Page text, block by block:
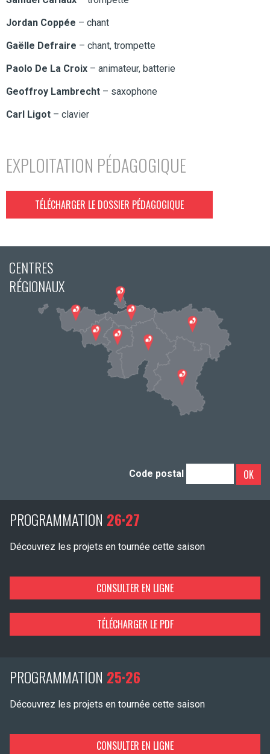
Jordan Coppée – chant
Gaëlle Defraire – chant, trompette
Paolo De La Croix – animateur, batterie
Geoffroy Lambrecht – saxophone
Carl Ligot – clavier
EXPLOITATION PÉDAGOGIQUE
TÉLÉCHARGER LE DOSSIER PÉDAGOGIQUE
CENTRES
RÉGIONAUX
Code postal OK
PROGRAMMATION 26·27
Découvrez les projets en tournée cette saison
CONSULTER EN LIGNE
TÉLÉCHARGER LE PDF
PROGRAMMATION 25·26
Découvrez les projets en tournée cette saison
CONSULTER EN LIGNE